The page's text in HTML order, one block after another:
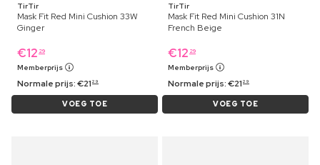
TirTir
Mask Fit Red Mini Cushion 33W
Ginger
€12 29
Memberprijs
Normale prijs:€21 29
VOEG TOE
TirTir
Mask Fit Red Mini Cushion 31N
French Beige
€12 29
Memberprijs
Normale prijs:€21 29
VOEG TOE